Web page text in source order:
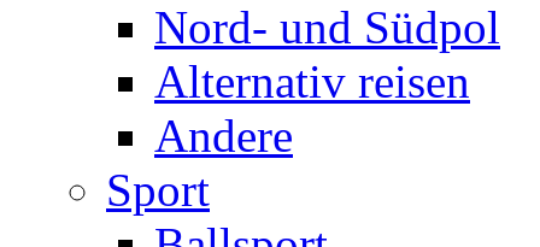
Nord- und Südpol
Alternativ reisen
Andere
Sport